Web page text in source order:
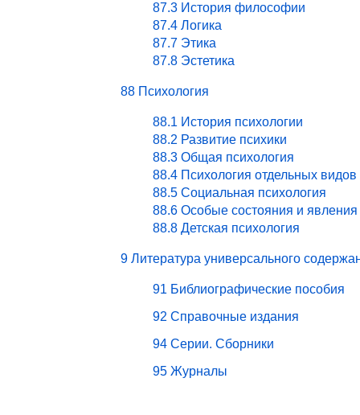
87.3 История философии
87.4 Логика
87.7 Этика
87.8 Эстетика
88 Психология
88.1 История психологии
88.2 Развитие психики
88.3 Общая психология
88.4 Психология отдельных
88.5 Социальная психология
88.6 Особые состояния и явления
88.8 Детская психология
9 Литература универсального
91 Библиографические пособия
92 Справочные издания
94 Серии. Сборники
95 Журналы